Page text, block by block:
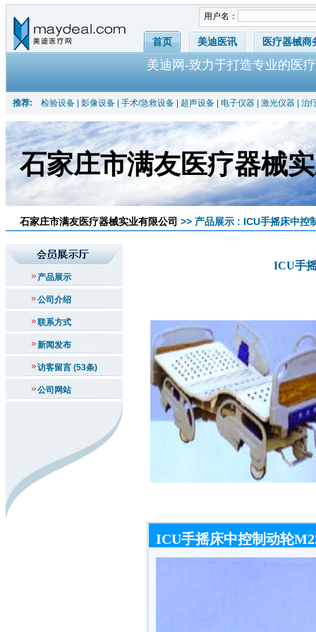
用户名：
首页 美迪医讯 医疗器械商
美迪网-致力于打造专业的医
推荐: 检验设备 影像设备 手术/急救设备 超声设备 电子仪器 激光仪器 治
石家庄市满友医疗器械
石家庄市满友医疗器械实业有限公司 >> 产品展示 : ICU手摇床中控
产品展示
公司介绍
联系方式
新闻发布
访客留言 (53条)
公司网站
ICU手
ICU手摇床中控制动轮